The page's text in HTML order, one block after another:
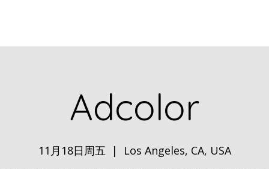
Adcolor
11月18日周五
  |
Los Angeles, CA, USA